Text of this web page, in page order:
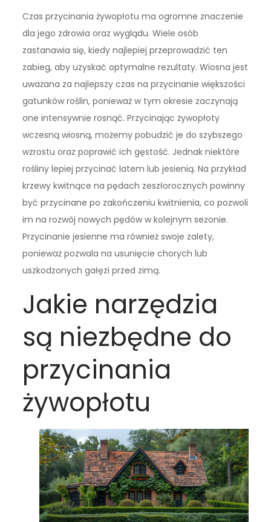
Czas przycinania żywopłotu ma ogromne znaczenie
dla jego zdrowia oraz wyglądu. Wiele osób
zastanawia się, kiedy najlepiej przeprowadzić ten
zabieg, aby uzyskać optymalne rezultaty. Wiosna jest
uważana za najlepszy czas na przycinanie większości
gatunków roślin, ponieważ w tym okresie zaczynają
one intensywnie rosnąć. Przycinając żywopłoty
wczesną wiosną, możemy pobudzić je do szybszego
wzrostu oraz poprawić ich gęstość. Jednak niektóre
rośliny lepiej przycinać latem lub jesienią. Na przykład
krzewy kwitnące na pędach zeszłorocznych powinny
być przycinane po zakończeniu kwitnienia, co pozwoli
im na rozwój nowych pędów w kolejnym sezonie.
Przycinanie jesienne ma również swoje zalety,
ponieważ pozwala na usunięcie chorych lub
uszkodzonych gałęzi przed zimą.
Jakie narzędzia
są niezbędne do
przycinania
żywopłotu